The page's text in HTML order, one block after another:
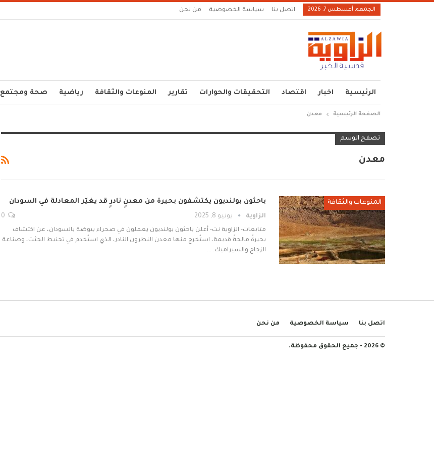
الجمعة, أغسطس 7, 2026 اتصل بنا سياسة الخصوصية من نحن
الرئيسية اخبار اقتصاد التحقيقات والحوارات تقارير المنوعات والثقافة رياضية صحة ومجتمع
الصفحة الرئيسية معدن
تصفح الوسم
معدن
المنوعات والثقافة باحثون بولنديون يكتشفون بحيرة من معدنٍ نادرٍ قد يغيّر المعادلة في السودان
الزاوية يونيو 8, 2025
متابعات- الزاوية نت- أعلن باحثون بولنديون يعملون في صحراء بيوضة بالسودان، عن اكتشاف
بحيرةً مالحةً قديمة، استُخرج منها معدن النطرون النادر، الذي استُخدم في تحنيط الجثث، وصناعة
الزجاج والسيراميك. …
اتصل بنا سياسة الخصوصية من نحن
© 2026 - جميع الحقوق محفوظة.